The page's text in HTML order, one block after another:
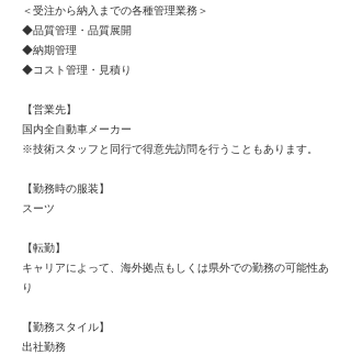
＜受注から納入までの各種管理業務＞
◆品質管理・品質展開
◆納期管理
◆コスト管理・見積り
【営業先】
国内全自動車メーカー
※技術スタッフと同行で得意先訪問を行うこともあります。
【勤務時の服装】
スーツ
【転勤】
キャリアによって、海外拠点もしくは県外での勤務の可能性あ
り
【勤務スタイル】
出社勤務